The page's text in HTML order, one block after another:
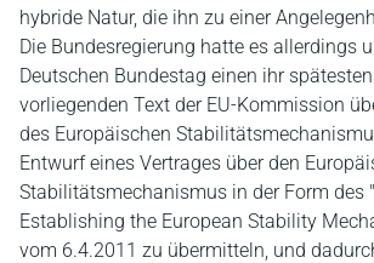
hybride Natur, die ihn zu einer
Die Bundesregierung hatte es allerdings
Deutschen Bundestag einen ihr
vorliegenden Text der EU-Kommission
des Europäischen
Entwurf eines Vertrages über den
Stabilitätsmechanismus in der Form des
Establishing the European Stability
vom 6.4.2011 zu übermitteln, und